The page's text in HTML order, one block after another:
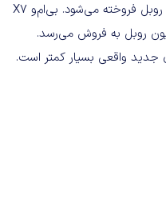
مدل ۲۰۲۶ به قیمت تقریبی ۱۲ میلیون روبل فروخته می‌شود. بی‌ام‌و X7
نیز با قیمت تقریبی ۱۳ میلیون روبل به فروش می‌رسد.
واقعی بسیار کمتر است.